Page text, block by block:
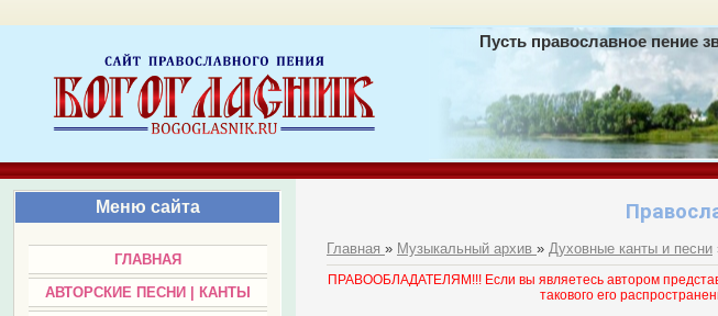
Пусть православное пение
Меню сайта
ГЛАВНАЯ
АВТОРСКИЕ ПЕСНИ | КАНТЫ
Главная » Музыкальный архив » Духовные канты и песни
ПРАВООБЛАДАТЕЛЯМ!!! Если вы являетесь автором
такового его